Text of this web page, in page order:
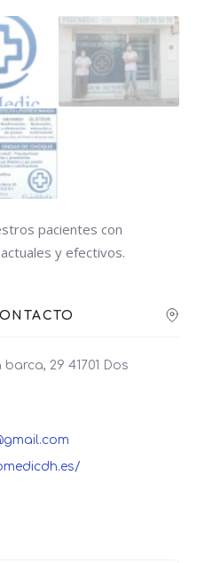
pacientes con
y efectivos.
29 41701 Dos